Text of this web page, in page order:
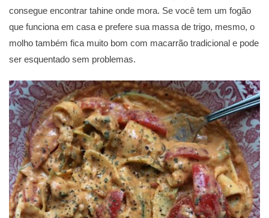
consegue encontrar tahine onde mora. Se você tem um fogão
que funciona em casa e prefere sua massa de trigo, mesmo, o
molho também fica muito bom com macarrão tradicional e pode
ser esquentado sem problemas.